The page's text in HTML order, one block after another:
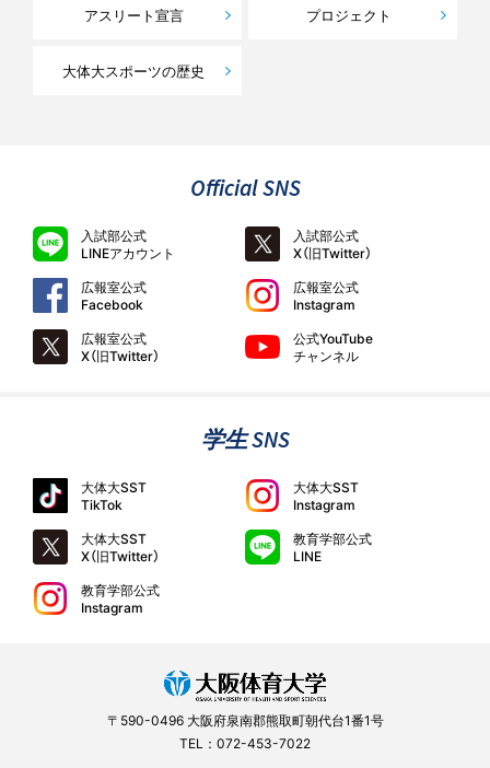
アスリート宣言 プロジェクト
大体大スポーツの歴史
Official SNS
入試部公式
LINEアカウント
入試部公式
X（旧Twitter）
広報室公式
Facebook
広報室公式
Instagram
広報室公式
X（旧Twitter）
公式YouTube
チャンネル
学生 SNS
大体大SST
TikTok
大体大SST
Instagram
大体大SST
X（旧Twitter）
教育学部公式
LINE
教育学部公式
Instagram
〒590-0496 大阪府泉南郡熊取町朝代台1番1号
TEL：072-453-7022